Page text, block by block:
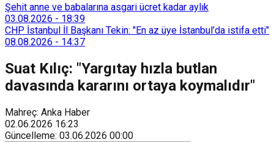
Şehit anne ve babalarına asgari ücret kadar aylık
03.08.2026 - 18:39
CHP İstanbul İl Başkanı Tekin: "En az üye İstanbul’da istifa etti"
08.08.2026 - 14:37
Suat Kılıç: "Yargıtay hızla butlan
davasında kararını ortaya koymalıdır"
Mahreç: Anka Haber
02.06.2026 16:23
Güncelleme: 03.06.2026 00:00